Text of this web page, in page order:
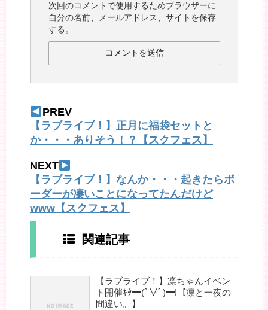
次回のコメントで使用するためブラウザーに
自分の名前、メールアドレス、サイトを保存
する。
PREV
【ラブライブ！】正月に福袋セットと
か・・・ありそう！？【スクフェス】
NEXT
【ラブライブ！】なんか・・・起きたらボ
ーダーが凄いことになってたんだけど
www【スクフェス】
関連記事
【ラブライブ！】凛ちゃんイベン
ト開催ｷﾀ━(ﾟ∀ﾟ)━!【凛と一夜の
間違い。】